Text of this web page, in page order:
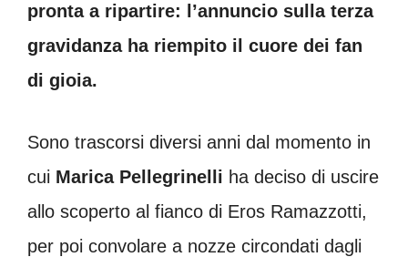
pronta a ripartire: l’annuncio sulla terza
gravidanza ha riempito il cuore dei fan
di gioia.
Sono trascorsi diversi anni dal momento in
cui Marica Pellegrinelli ha deciso di uscire
allo scoperto al fianco di Eros Ramazzotti,
per poi convolare a nozze circondati dagli